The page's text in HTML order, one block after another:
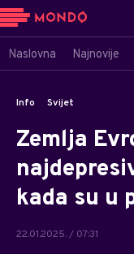
Naslovna Najnovije
Info Svijet
Zemlja
kada su u
22.01.2025. / 07:31